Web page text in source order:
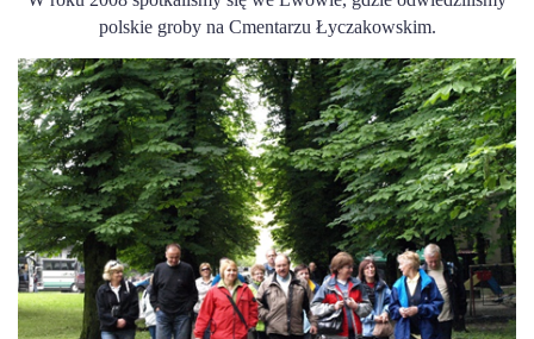
polskie groby na Cmentarzu Łyczakowskim.